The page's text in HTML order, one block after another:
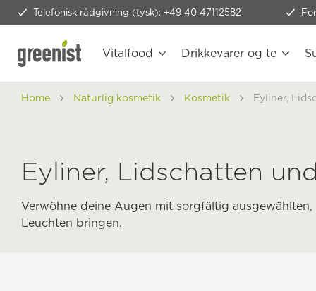
Telefonisk rådgivning (tysk): +49 40 47112582
Vitalfood Drikkevarer og te
Home Naturlig kosmetik Kosmetik Eyliner,
Eyliner, Lidschatten
Verwöhne deine Augen mit sorgfältig
Leuchten bringen.